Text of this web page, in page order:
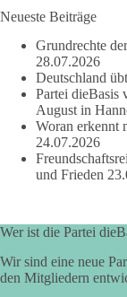
und den Menschen
wenn er Sachsen-
💬 Was ist dir
Ergebnis für
#dieBasis
👉 Folgen:
24 6 2
Neueste Beiträge
Grundrechte
28.07.2026
Deutschland
Partei dieBasis
August in
Woran erkennt
24.07.2026
und Frieden
Wer ist die Partei
Wir sind eine neue
den Mitgliedern